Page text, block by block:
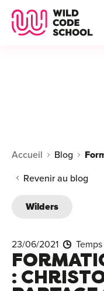
Accueil Blog
Revenir au blog
Wilders
23/06/2021
: